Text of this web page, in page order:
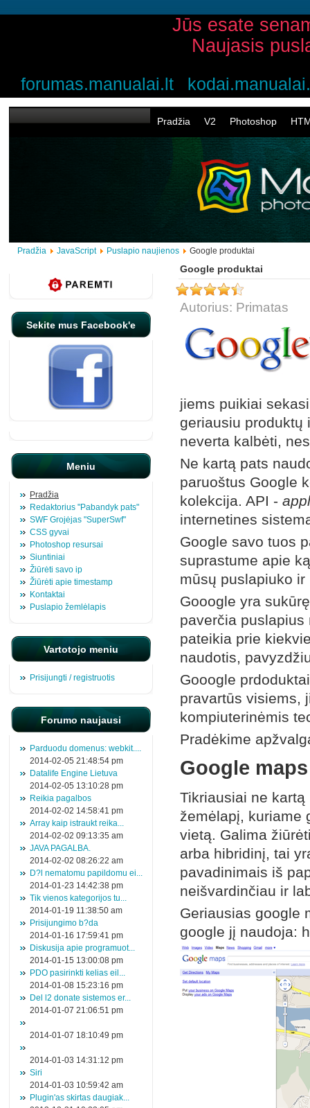
Jūs esate
Naujasis
forumas.manualai.lt
Pradžia V2 Photoshop
Pradžia JavaScript Puslapio naujienos Google produktai
Sekite mus Facebook'e
Meniu
Pradžia
Redaktorius "Pabandyk pats"
SWF Grojėjas "SuperSwf"
CSS gyvai
Photoshop resursai
Siuntiniai
Žiūrėti savo ip
Žiūrėti apie timestamp
Kontaktai
Puslapio žemlėlapis
Vartotojo meniu
Prisijungti / registruotis
Forumo naujausi
Parduodu domenus: webkit....
2014-02-05 21:48:54 pm
Datalife Engine Lietuva
2014-02-05 13:10:28 pm
Reikia pagalbos
2014-02-02 14:58:41 pm
Array kaip istraukt reika...
2014-02-02 09:13:35 am
JAVA PAGALBA.
2014-02-02 08:26:22 am
D?l nematomu papildomu ei...
2014-01-23 14:42:38 pm
Tik vienos kategorijos tu...
2014-01-19 11:38:50 am
Prisijungimo b?da
2014-01-16 17:59:41 pm
Diskusija apie programuot...
2014-01-15 13:00:08 pm
PDO pasirinkti kelias eil...
2014-01-08 15:23:16 pm
Del l2 donate sistemos er...
2014-01-07 21:06:51 pm
2014-01-07 18:10:49 pm
2014-01-03 14:31:12 pm
Siri
2014-01-03 10:59:42 am
Plugin'as skirtas daugiak...
Google produktai
Autorius: Primatas
jiems puikiai
geriausiu produktų
neverta kalbėti,
Ne kartą pats
paruoštus Google
kolekcija. API -
internetines
Google savo tuos
suprastume apie
mūsų puslapiuko
Gooogle yra
paverčia
pateikia prie
naudotis,
Gooogle
pravartūs visiems,
kompiuterinėmis
Pradėkime
Google maps
Tikriausiai ne
žemėlapį, kuriame
vietą. Galima
arba hibridinį, tai
pavadinimais iš
neišvardinčiau ir
Geriausias google
google jį naudoja: